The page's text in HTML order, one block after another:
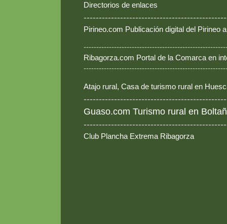
Directorios de enlaces
Pirineo.com Publicación digital del Pirineo
Ribagorza.com Portal de la Comarca en
Atajo rural, Casa de turismo rural en
Guaso.com Turismo rural en
Club Plancha Extrema Ribagorza